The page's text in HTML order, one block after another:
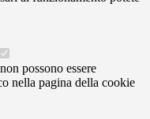
possono essere
nella pagina della cookie